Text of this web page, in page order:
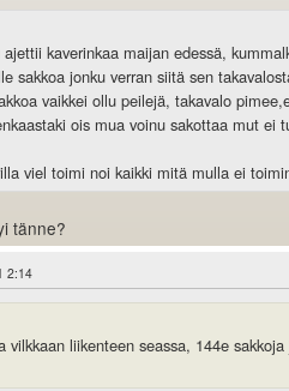
ajettii kaverinkaa maijan edessä,
sakkoa jonku verran siitä sen
vaikkei ollu peilejä, takavalo
ois mua voinu sakottaa mut ei
viel toimi noi kaikki mitä mulla ei
tänne?
2:14
vilkkaan liikenteen seassa, 144e